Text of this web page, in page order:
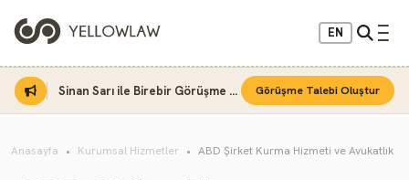
EN
Sinan Sarı ile Birebir Görüşme Fırsatı Görüşme Talebi Oluştur
Anasayfa Kurumsal Hizmetler ABD Şirket Kurma Hizmeti ve Avukatlık